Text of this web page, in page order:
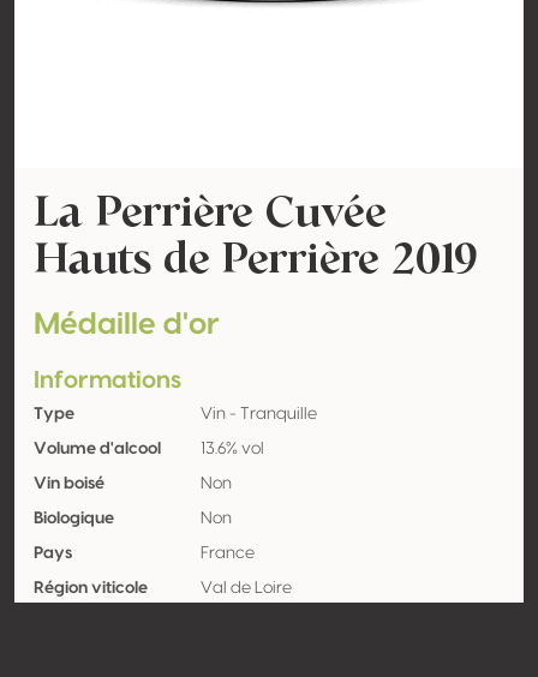
La Perrière Cuvée
Hauts de Perrière 2019
Médaille d'or
Informations
Type Vin - Tranquille
Volume d'alcool 13.6% vol
Vin boisé Non
Biologique Non
Pays France
Région viticole Val de Loire